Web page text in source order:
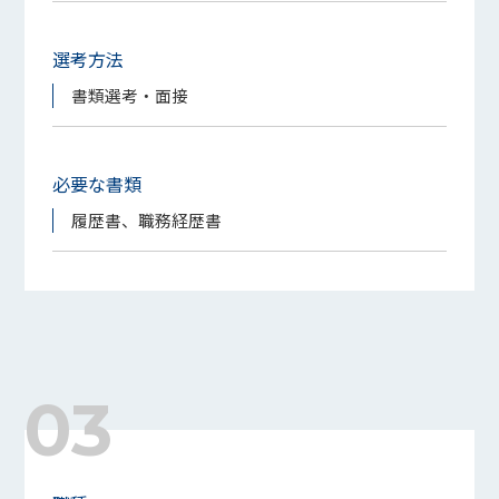
選考方法
書類選考・面接
必要な書類
履歴書、職務経歴書
03